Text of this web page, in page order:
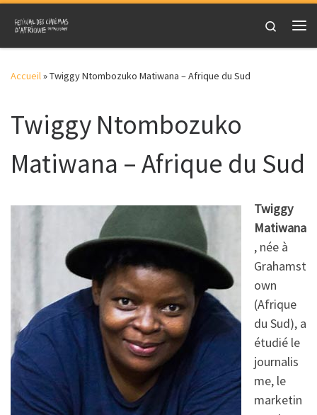
Skip to content
Search
Accueil»Twiggy Ntombozuko Matiwana – Afrique du Sud
Twiggy Ntombozuko
Matiwana – Afrique du Sud
Twiggy
Matiwana
, née à
Grahamst
own
(Afrique
du Sud), a
étudié le
journalis
me, le
marketin